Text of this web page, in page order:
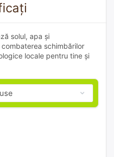
solul, apa și
schimbărilor
locale pentru tine și